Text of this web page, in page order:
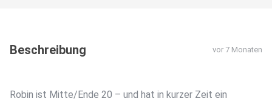
Beschreibung vor 7 Monaten
Robin ist Mitte/Ende 20 – und hat in kurzer Zeit ein